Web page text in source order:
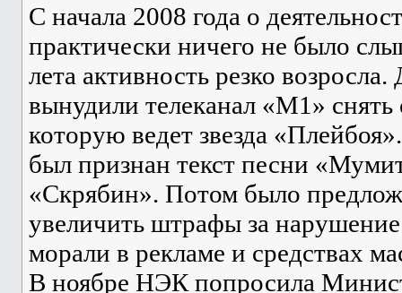
С начала 2008 года о
практически ничего не было
лета активность резко
вынудили телеканал «М1»
которую ведет звезда
был признан текст песни
«Скрябин». Потом было
увеличить штрафы за
морали в рекламе и средствах
В ноябре НЭК попросила